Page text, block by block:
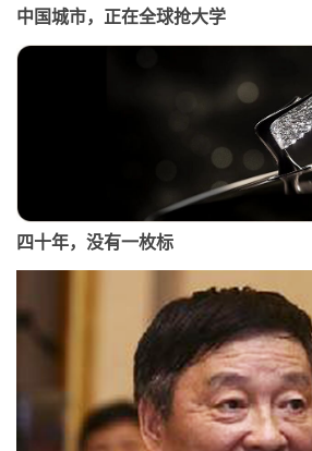
中国城市，正在全球抢大学
四十年，没有一枚标